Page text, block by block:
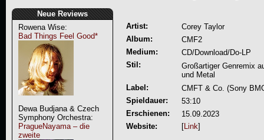
Neue Reviews
Rowena Wise:
Bad Things Feel Good*
Dewa Budjana & Czech
Symphony Orchestra:
PragueNayama – die
zweite
Artist:
Corey Taylor
Album:
CMF2
Medium:
CD/Download/Do-LP
Stil:
Großartiger Genremix
und Metal
Label:
CMFT & Co. (Sony
Spieldauer:
53:10
Erschienen:
15.09.2023
Website:
[Link]